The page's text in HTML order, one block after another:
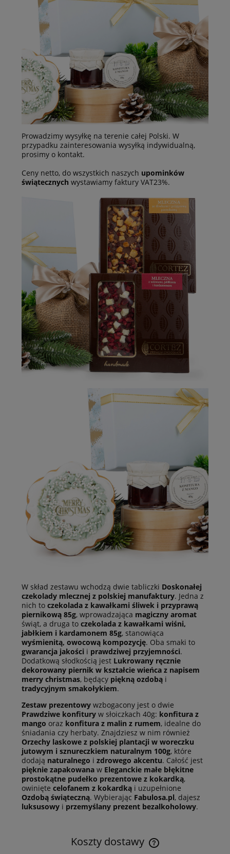
Prowadzimy wysyłkę na terenie całej Polski. W
przypadku zainteresowania wysyłką indywidualną,
prosimy o kontakt.
Ceny netto, do wszystkich naszych upominków
świątecznych wystawiamy faktury VAT23%.
W skład zestawu wchodzą dwie tabliczki Doskonałej
czekolady mlecznej z polskiej manufaktury. Jedna z
nich to czekolada z kawałkami śliwek i przyprawą
piernikową 85g, wprowadzająca magiczny aromat
świąt, a druga to czekolada z kawałkami wiśni,
jabłkiem i kardamonem 85g, stanowiąca
wyśmienitą, owocową kompozycję. Oba smaki to
gwarancja jakości i prawdziwej przyjemności.
Dodatkową słodkością jest Lukrowany ręcznie
dekorowany piernik w kształcie wieńca z napisem
merry christmas, będący piękną ozdobą i
tradycyjnym smakołykiem.
Zestaw prezentowy wzbogacony jest o dwie
Prawdziwe konfitury w słoiczkach 40g: konfitura z
mango oraz konfitura z malin z rumem, idealne do
śniadania czy herbaty. Znajdziesz w nim również
Orzechy laskowe z polskiej plantacji w woreczku
jutowym i sznureczkiem naturalnym 100g, które
dodają naturalnego i zdrowego akcentu. Całość jest
pięknie zapakowana w Eleganckie małe błękitne
prostokątne pudełko prezentowe z kokardką,
owinięte celofanem z kokardką i uzupełnione
Ozdobą świąteczną. Wybierając Fabulosa.pl, dajesz
luksusowy i przemyślany prezent bezalkoholowy.
Koszty dostawy
Cena nie zawiera ewentualnych kosztów płatności